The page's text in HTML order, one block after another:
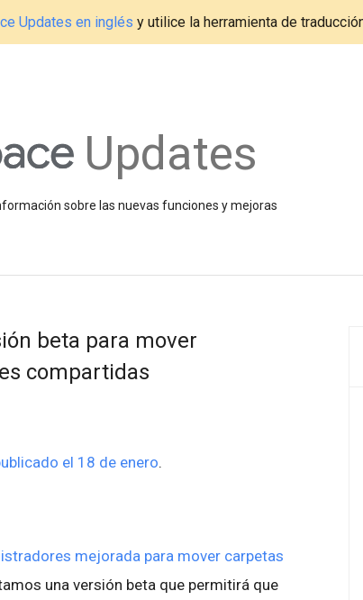
Updates en inglés y utilice la herramienta de
Updates
sobre las nuevas funciones y mejoras
beta para mover
compartidas
el 18 de enero.
mejorada para mover carpetas
una versión beta que permitirá que